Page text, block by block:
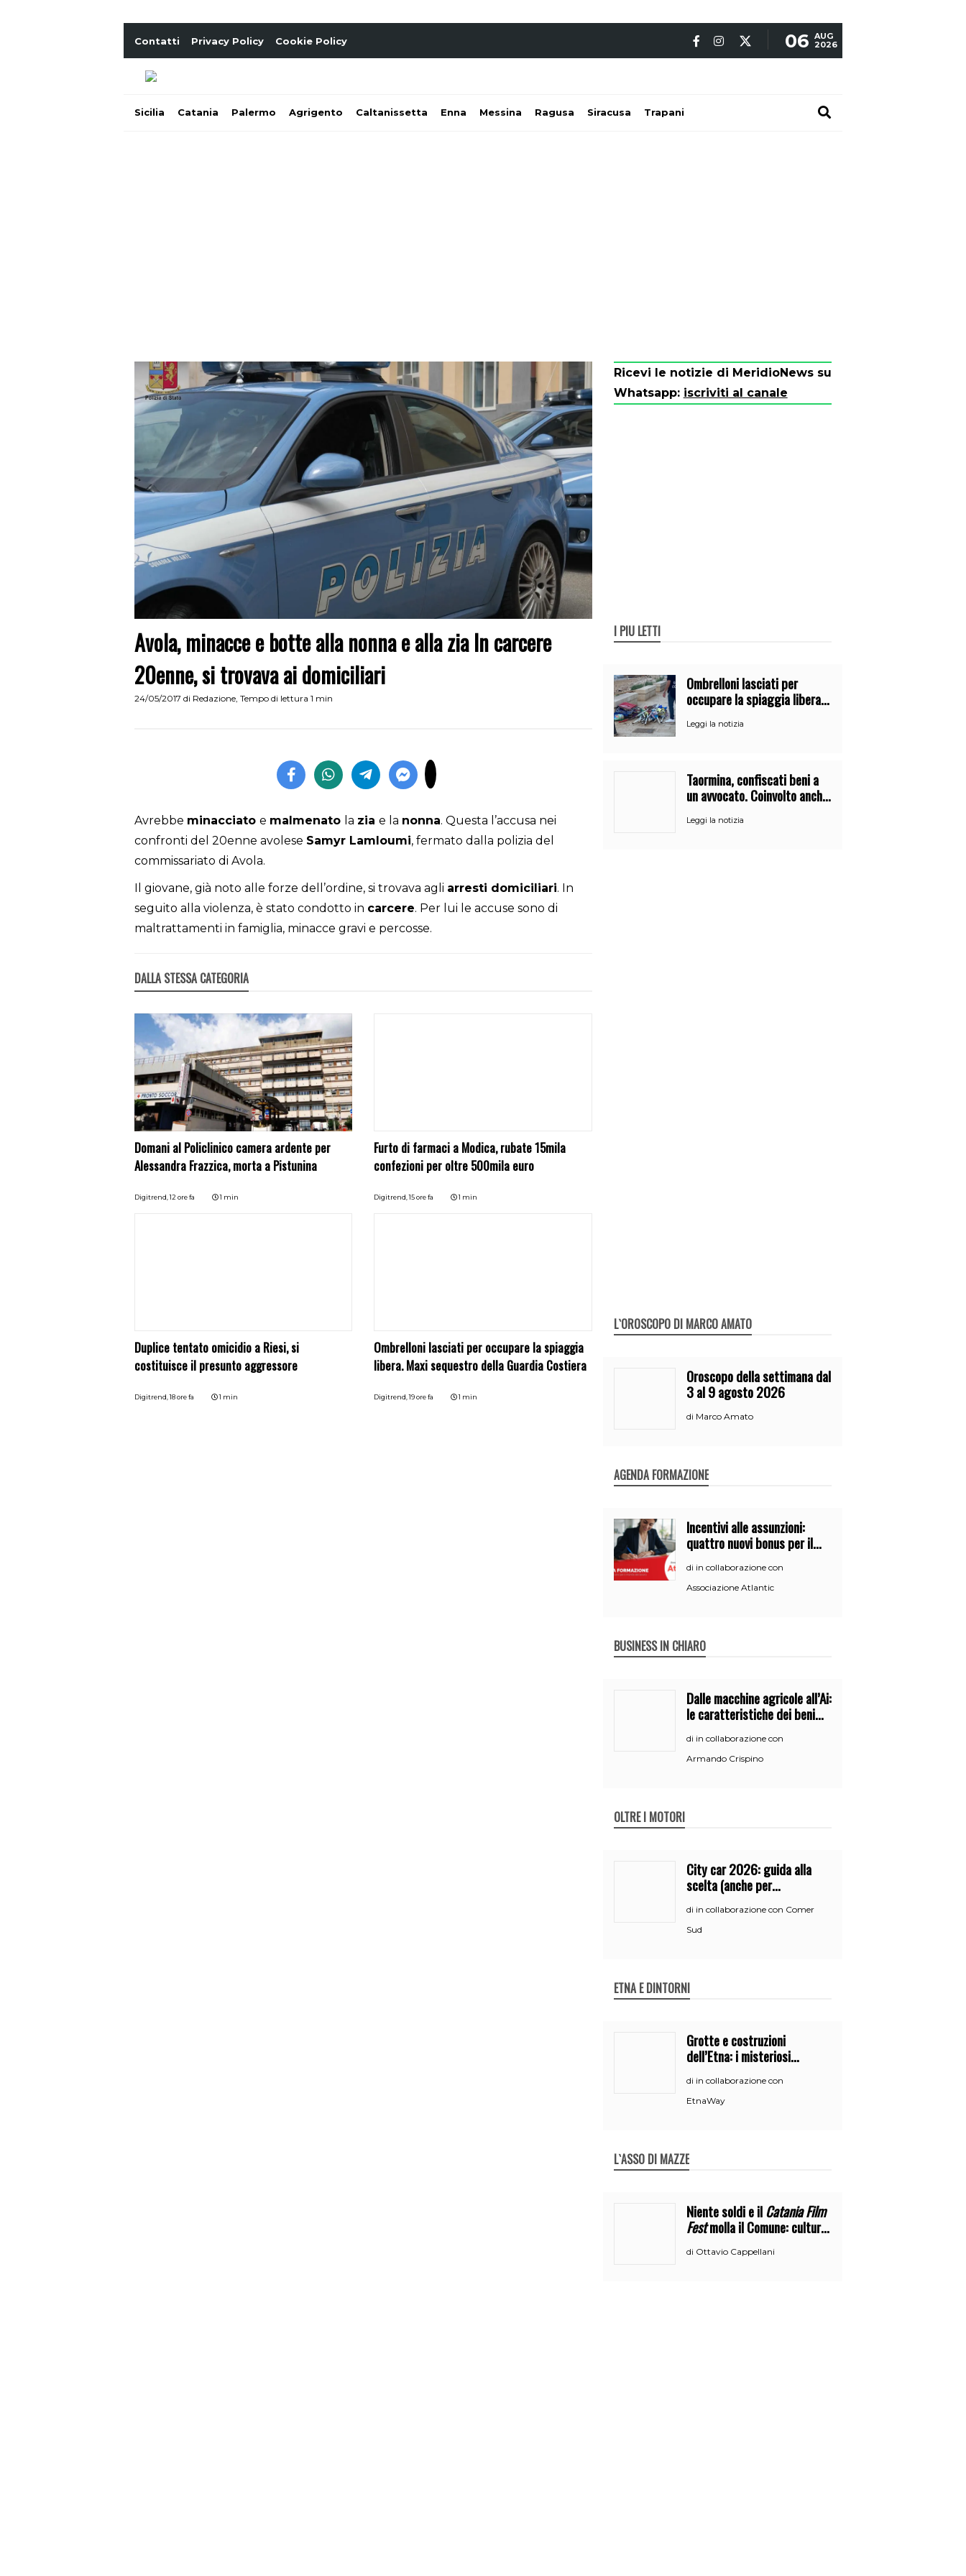
Contatti Privacy Policy Cookie Policy 06 AUG
2026
Sicilia Catania Palermo Agrigento Caltanissetta Enna Messina Ragusa Siracusa Trapani
Avola, minacce e botte alla nonna e alla zia In carcere
20enne, si trovava ai domiciliari
24/05/2017 di Redazione, Tempo di lettura 1 min
Avrebbe minacciato e malmenato la zia e la nonna. Questa l’accusa nei
confronti del 20enne avolese Samyr Lamloumi, fermato dalla polizia del
commissariato di Avola.
Il giovane, già noto alle forze dell’ordine, si trovava agli arresti domiciliari. In
seguito alla violenza, è stato condotto in carcere. Per lui le accuse sono di
maltrattamenti in famiglia, minacce gravi e percosse.
DALLA STESSA CATEGORIA
Domani al Policlinico camera ardente per
Alessandra Frazzica, morta a Pistunina
Digitrend,12 ore fa 1 min
Furto di farmaci a Modica, rubate 15mila
confezioni per oltre 500mila euro
Digitrend,15 ore fa 1 min
Duplice tentato omicidio a Riesi, si
costituisce il presunto aggressore
Digitrend,18 ore fa 1 min
Ombrelloni lasciati per occupare la spiaggia
libera. Maxi sequestro della Guardia Costiera
Digitrend,19 ore fa 1 min
Ricevi le notizie di MeridioNews su
Whatsapp: iscriviti al canale
I PIÙ LETTI
Ombrelloni lasciati per
occupare la spiaggia libera.
Costiera
Leggi la notizia
Taormina, confiscati beni a
un avvocato. Coinvolto anche
Leggi la notizia
L`OROSCOPO DI MARCO AMATO
Oroscopo della settimana dal
3 al 9 agosto 2026
di Marco Amato
AGENDA FORMAZIONE
Incentivi alle assunzioni:
quattro nuovi bonus per il
di in collaborazione con
Associazione Atlantic
BUSINESS IN CHIARO
Dalle macchine agricole all’Ai:
le caratteristiche dei beni
all’iperammortamento
di in collaborazione con
Armando Crispino
OLTRE I MOTORI
City car 2026: guida alla
scelta (anche per
neopatentati)
di in collaborazione con Comer
Sud
ETNA E DINTORNI
Grotte e costruzioni
dell’Etna: i misteriosi
di in collaborazione con
EtnaWay
L`ASSO DI MAZZE
Niente soldi e ilCatania Film
Festmolla il Comune: cultura
di Ottavio Cappellani